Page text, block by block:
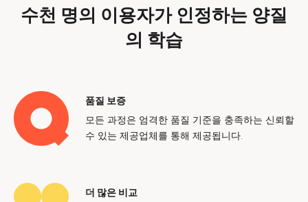
수천 명의 이용자가 인정하는 양질
의 학습
품질 보증
모든 과정은 엄격한 품질 기준을 충족하는 신뢰할
수 있는 제공업체를 통해 제공됩니다.
더 많은 비교